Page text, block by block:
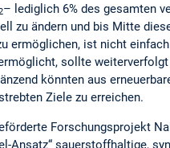
– lediglich 6% des gesamten
zu ändern und bis Mitte
ermöglichen, ist nicht
sollte
könnten aus
Ziele zu erreichen.
Forschungsprojekt
Ansatz“ sauerstoffhaltige,